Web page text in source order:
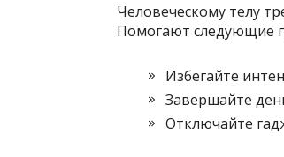
Человеческому телу
Помогают следующие
Избегайте
Завершайте
Отключайте